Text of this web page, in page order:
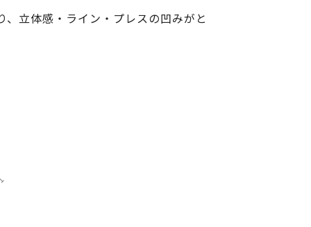
立体感・ライン・プレスの凹みがと